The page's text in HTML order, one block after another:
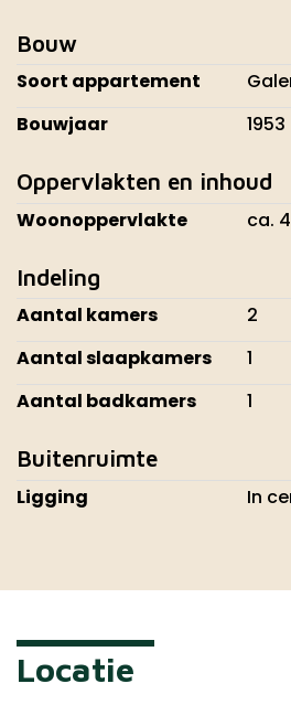
Bouw
Soort appartement
Bouwjaar
1953
Oppervlakten en inhoud
Woonoppervlakte ca.
Indeling
Aantal kamers
2
Aantal slaapkamers
1
Aantal badkamers
1
Buitenruimte
Ligging In
Locatie